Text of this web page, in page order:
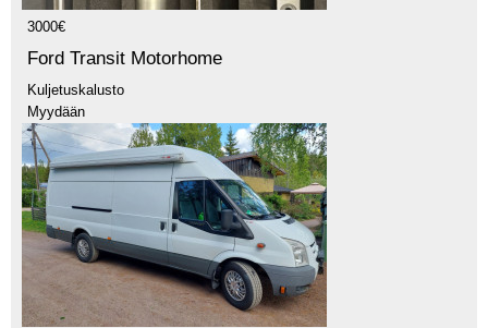
3000€
Ford Transit Motorhome
Kuljetuskalusto
Myydään